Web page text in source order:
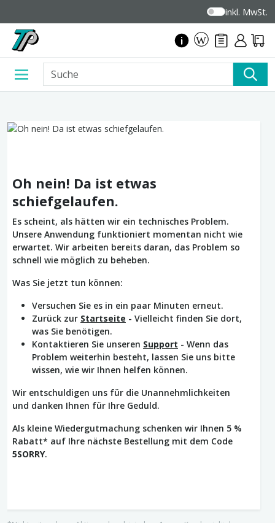
inkl. MwSt.
Oh nein! Da ist etwas
schiefgelaufen.
Es scheint, als hätten wir ein technisches Problem.
Unsere Anwendung funktioniert momentan nicht wie
erwartet. Wir arbeiten bereits daran, das Problem so
schnell wie möglich zu beheben.
Was Sie jetzt tun können:
Versuchen Sie es in ein paar Minuten erneut.
Zurück zur Startseite - Vielleicht finden Sie dort,
was Sie benötigen.
Kontaktieren Sie unseren Support - Wenn das
Problem weiterhin besteht, lassen Sie uns bitte
wissen, wie wir Ihnen helfen können.
Wir entschuldigen uns für die Unannehmlichkeiten
und danken Ihnen für Ihre Geduld.
Als kleine Wiedergutmachung schenken wir Ihnen 5 %
Rabatt* auf Ihre nächste Bestellung mit dem Code
5SORRY.